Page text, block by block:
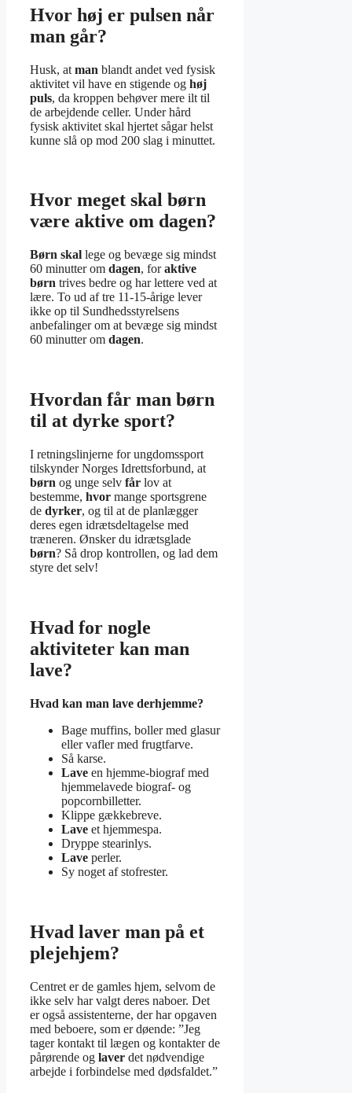
Hvor høj er pulsen når
man går?
Husk, at man blandt andet ved fysisk
aktivitet vil have en stigende og høj
puls, da kroppen behøver mere ilt til
de arbejdende celler. Under hård
fysisk aktivitet skal hjertet sågar helst
kunne slå op mod 200 slag i minuttet.
Hvor meget skal børn
være aktive om dagen?
Børn skal lege og bevæge sig mindst
60 minutter om dagen, foraktive
børn trives bedre og har lettere ved at
lære. To ud af tre 11-15-årige lever
ikke op til Sundhedsstyrelsens
anbefalinger om at bevæge sig mindst
60 minutter om dagen.
Hvordan får man børn
til at dyrke sport?
I retningslinjerne for ungdomssport
tilskynder Norges Idrettsforbund, at
børn og unge selv får lov at
bestemme, hvor mange sportsgrene
de dyrker, og til at de planlægger
deres egen idrætsdeltagelse med
træneren. Ønsker du idrætsglade
børn? Så drop kontrollen, og lad dem
styre det selv!
Hvad for nogle
aktiviteter kan man
lave?
Hvad kan man lave derhjemme?
Bage muffins, boller med glasur
eller vafler med frugtfarve.
Så karse.
Lave en hjemme-biograf med
hjemmelavede biograf- og
popcornbilletter.
Klippe gækkebreve.
Lave et hjemmespa.
Dryppe stearinlys.
Lave perler.
Sy noget af stofrester.
Hvad laver man på et
plejehjem?
Centret er de gamles hjem, selvom de
ikke selv har valgt deres naboer. Det
er også assistenterne, der har opgaven
med beboere, som er døende: ”Jeg
tager kontakt til lægen og kontakter de
pårørende og laver det nødvendige
arbejde i forbindelse med dødsfaldet.”